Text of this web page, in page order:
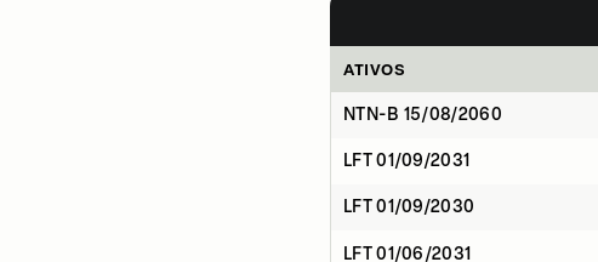
ATIVOS
NTN-B 15/08/2060
LFT 01/09/2031
LFT 01/09/2030
LFT 01/06/2031